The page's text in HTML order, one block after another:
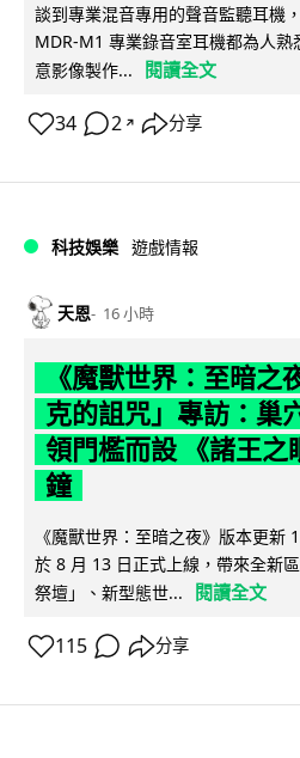
談到專業混音專用的聲音監聽耳機
MDR-M1 專業錄音室耳機都為人熟
意影像製作...
閱讀全文
34 2 ↗ 分享
科技娛樂 遊戲情報
天恩 16 小時
《魔獸世界：至暗之
克的詛咒」專訪：巢
領門檻而設 《諸王之
鐘
《魔獸世界：至暗之夜》版本更新
於 8 月 13 日正式上線，帶來全新
祭壇」、新型態世...
閱讀全文
115 分享